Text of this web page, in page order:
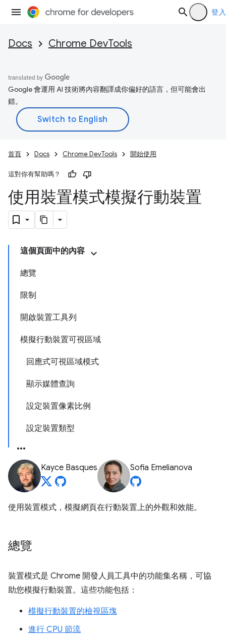
登入
Docs Chrome DevTools
Google 會運用 AI 技術將內容翻譯成你偏好的語言，但可能會出
錯。
首頁 Docs Chrome DevTools 開始使用
這對你有幫助嗎？
使用裝置模式模擬行動裝置
這個頁面中的內容
總覽
限制
開啟裝置工具列
模擬行動裝置可視區域
回應式可視區域模式
顯示媒體查詢
設定裝置像素比例
設定裝置類型
Kayce Basques Sofia Emelianova
使用裝置模式，模擬網頁在行動裝置上的外觀和效能。
總覽
裝置模式是 Chrome 開發人員工具中的功能集名稱，可協
助您模擬行動裝置。這些功能包括：
模擬行動裝置的檢視區塊
進行 CPU 節流